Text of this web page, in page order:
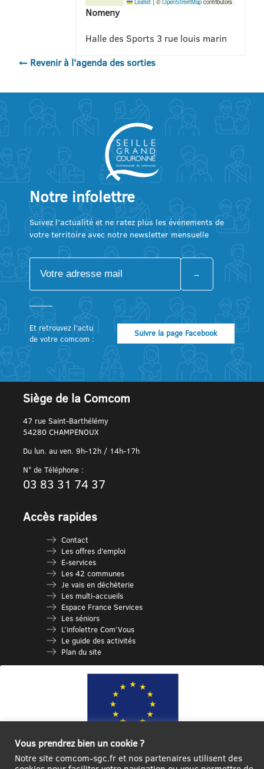
Leaflet | ©OpenStreetMap contributors
Nomeny
Halle des Sports 3 rue louis marin
← Revenir à l'agenda des sorties
Notre infolettre
Suivez l’actualité et ne ratez plus les événements de
votre territoire avec notre newsletter mensuelle
Et retrouvez l’actu
de votre comcom :
Suivre la page Facebook
Siège de la Comcom
47 rue Saint-Barthélémy
54280 CHAMPENOUX
Du lun. au ven. 9h-12h / 14h-17h
N° de Téléphone :
03 83 31 74 37
Accès rapides
Contact
Les offres d’emploi
E-services
Les 42 communes
Je vais en déchèterie
Les multi-accueils
Espace France Services
Les séniors
L’infolettre Com’Vous
Le guide des activités
Plan du site
Ce site internet a été cofinancé par l’Union européenne avec le Fonds
Vous prendrez bien un cookie ?
Notre site comcom-sgc.fr et nos partenaires utilisent des